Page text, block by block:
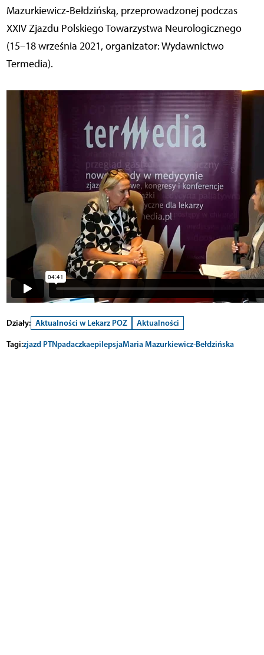
Mazurkiewicz-Bełdzińską, przeprowadzonej podczas
XXIV Zjazdu Polskiego Towarzystwa Neurologicznego
(15–18 września 2021, organizator: Wydawnictwo
Termedia).
Działy: Aktualności w Lekarz POZ
Aktualności
Tagi:zjazd PTNpadaczkaepilepsjaMaria Mazurkiewicz-Bełdzińska